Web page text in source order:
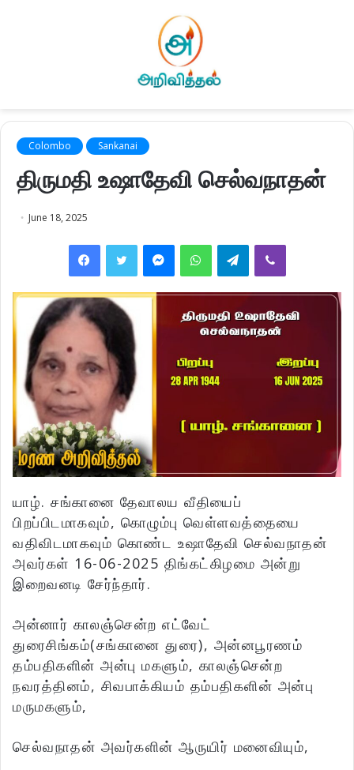
Colombo Sankanai
திருமதி உஷாதேவி செல்வநாதன்
June 18, 2025
FacebookTwitter MessengerWhatsAppTelegramViber
யாழ். சங்கானை தேவாலய வீதியைப்
பிறப்பிடமாகவும், கொழும்பு வெள்ளவத்தையை
வதிவிடமாகவும் கொண்ட உஷாதேவி செல்வநாதன்
அவர்கள் 16-06-2025 திங்கட்கிழமை அன்று
இறைவனடி சேர்ந்தார்.
அன்னார் காலஞ்சென்ற எட்வேட்
துரைசிங்கம்(சங்கானை துரை), அன்னபூரணம்
தம்பதிகளின் அன்பு மகளும், காலஞ்சென்ற
நவரத்தினம், சிவபாக்கியம் தம்பதிகளின் அன்பு
மருமகளும்,
செல்வநாதன் அவர்களின் ஆருயிர் மனைவியும்,